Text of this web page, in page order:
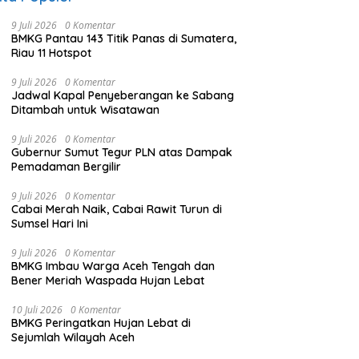
9 Juli 2026 0 Komentar
BMKG Pantau 143 Titik Panas di Sumatera,
Riau 11 Hotspot
9 Juli 2026 0 Komentar
Jadwal Kapal Penyeberangan ke Sabang
Ditambah untuk Wisatawan
9 Juli 2026 0 Komentar
Gubernur Sumut Tegur PLN atas Dampak
Pemadaman Bergilir
9 Juli 2026 0 Komentar
Cabai Merah Naik, Cabai Rawit Turun di
Sumsel Hari Ini
9 Juli 2026 0 Komentar
BMKG Imbau Warga Aceh Tengah dan
Bener Meriah Waspada Hujan Lebat
10 Juli 2026 0 Komentar
BMKG Peringatkan Hujan Lebat di
Sejumlah Wilayah Aceh